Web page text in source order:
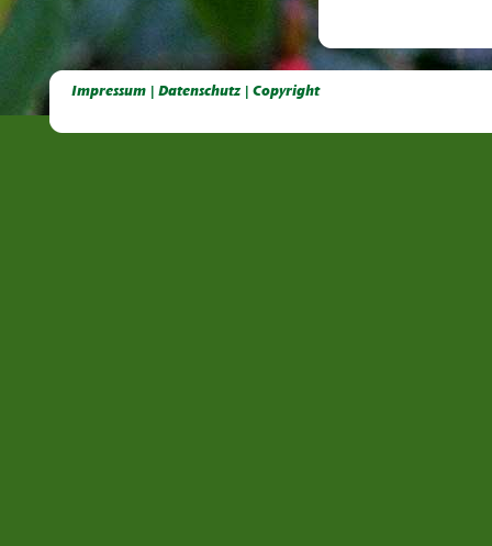
Impressum | Datenschutz | Copyright